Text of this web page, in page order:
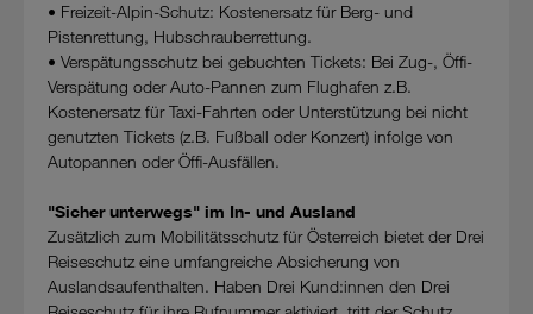
• Freizeit-Alpin-Schutz: Kostenersatz für Berg- und
Pistenrettung, Hubschrauberrettung.
• Verspätungsschutz bei gebuchten Tickets: Bei Zug-, Öffi-
Verspätung oder Auto-Pannen zum Flughafen z.B.
Kostenersatz für Taxi-Fahrten oder Unterstützung bei nicht
genutzten Tickets (z.B. Fußball oder Konzert) infolge von
Autopannen oder Öffi-Ausfällen.
"Sicher unterwegs" im In- und Ausland
Zusätzlich zum Mobilitätsschutz für Österreich bietet der Drei
Reiseschutz eine umfangreiche Absicherung von
Auslandsaufenthalten. Haben Drei Kund:innen den Drei